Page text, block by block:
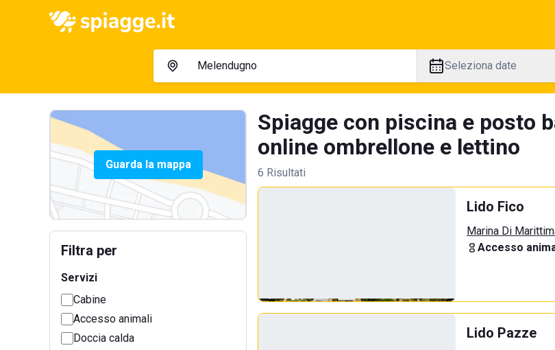
Seleziona date
Guarda la mappa
Filtra per
Servizi
Cabine
Accesso animali
Doccia calda
Spiagge con piscina e posto
online ombrellone e lettino
6 Risultati
Lido Fico
Marina Di
Accesso
Lido Pazze